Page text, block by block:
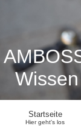
Startseite
Hier geht's los